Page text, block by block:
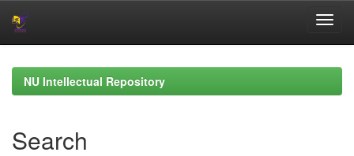
navigationNU Intellectual Repository
Search